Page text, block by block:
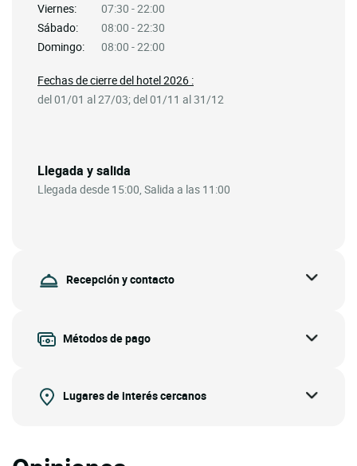
Viernes:
07:30 - 22:00
Sábado:
08:00 - 22:30
Domingo:
08:00 - 22:00
Llegada y salida
Llegada desde 15:00, Salida a las 11:00
Fechas de cierre del hotel 2026 :
del 01/01 al 27/03; del 01/11 al 31/12
Recepción y contacto
Métodos de pago
Lugares de interés cercanos